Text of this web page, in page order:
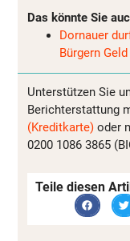
Das könnte Sie
Dornauer
Bürgern
Unterstützen Sie
Berichterstattung
(Kreditkarte) oder
0200 1086 3865
Teile diesen